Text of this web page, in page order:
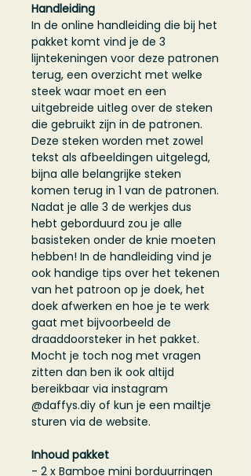
Handleiding
In de online handleiding die bij het
pakket komt vind je de 3
lijntekeningen voor deze patronen
terug, een overzicht met welke
steek waar moet en een
uitgebreide uitleg over de steken
die gebruikt zijn in de patronen.
Deze steken worden met zowel
tekst als afbeeldingen uitgelegd,
bijna alle belangrijke steken
komen terug in 1 van de patronen.
Nadat je alle 3 de werkjes dus
hebt geborduurd zou je alle
basisteken onder de knie moeten
hebben! In de handleiding vind je
ook handige tips over het tekenen
van het patroon op je doek, het
doek afwerken en hoe je te werk
gaat met bijvoorbeeld de
draaddoorsteker in het pakket.
Mocht je toch nog met vragen
zitten dan ben ik ook altijd
bereikbaar via instagram
@daffys.diy of kun je een mailtje
sturen via de website.
Inhoud pakket
- 2 x Bamboe mini borduurringen